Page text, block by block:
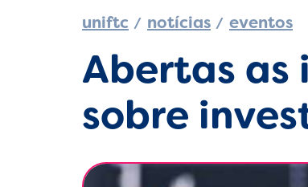
uniftc notícias eventos
Abertas
sobre